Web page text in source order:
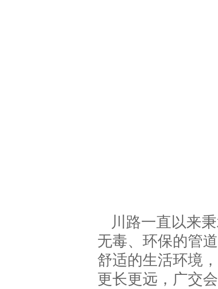
川路一直以来
无毒、环保的管
舒适的生活环境
更长更远，广交